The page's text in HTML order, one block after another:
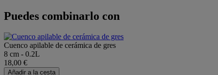
Puedes combinarlo con
Cuenco apilable de cerámica de gres
8 cm - 0.2L
18,00 €
Añadir a la cesta